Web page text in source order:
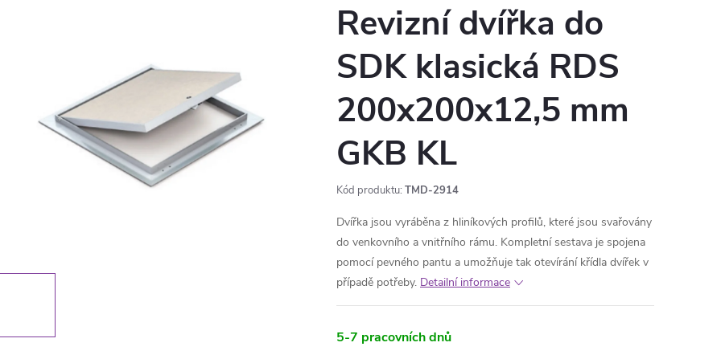
Revizní dvířka do
SDK klasická RDS
200x200x12,5 mm
GKB KL
Kód produktu: TMD-2914
Dvířka jsou vyráběna z hliníkových profilů, které jsou svařovány
do venkovního a vnitřního rámu. Kompletní sestava je spojena
pomocí pevného pantu a umožňuje tak otevírání křídla dvířek v
případě potřeby. Detailní informace
5-7 pracovních dnů